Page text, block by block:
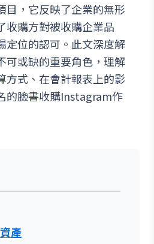
目，它反映了企業的無形
收購方對被收購企業品
定位的認可。此文深度解
可或缺的重要角色，理解
方式、在會計報表上的影
的臉書收購Instagram作
產